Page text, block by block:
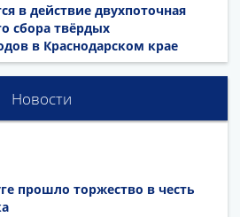
в действие двухпоточная
сбора твёрдых
в Краснодарском крае
Новости
прошло торжество в честь